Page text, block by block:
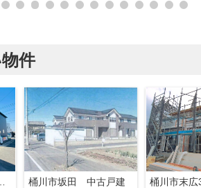
件
桶川市坂田 中古戸建